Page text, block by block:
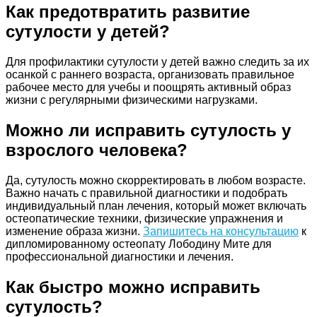
Как предотвратить развитие
сутулости у детей?
Для профилактики сутулости у детей важно следить за их
осанкой с раннего возраста, организовать правильное
рабочее место для учебы и поощрять активный образ
жизни с регулярными физическими нагрузками.
Можно ли исправить сутулость у
взрослого человека?
Да, сутулость можно скорректировать в любом возрасте.
Важно начать с правильной диагностики и подобрать
индивидуальный план лечения, который может включать
остеопатические техники, физические упражнения и
изменение образа жизни. Запишитесь на консультацию к
дипломированному остеопату Лободину Мите для
профессиональной диагностики и лечения.
Как быстро можно исправить
сутулость?